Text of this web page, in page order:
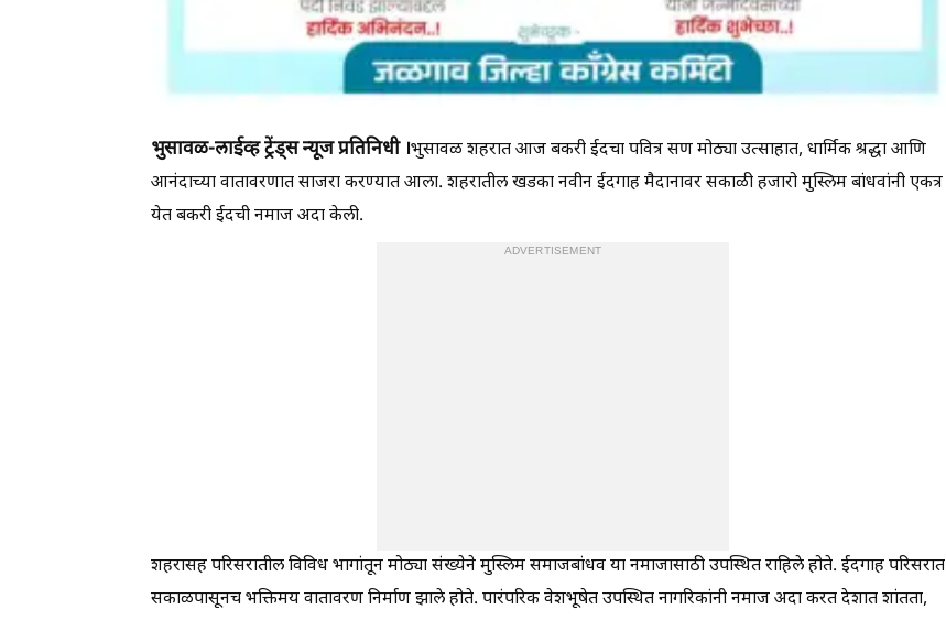
भुसावळ-लाईव्ह ट्रेंड्स न्यूज प्रतिनिधी ।भुसावळ शहरात आज बकरी ईदचा पवित्र सण मोठ्या उत्साहात, धार्मिक श्रद्धा आणि
आनंदाच्या वातावरणात साजरा करण्यात आला. शहरातील खडका नवीन ईदगाह मैदानावर सकाळी हजारो मुस्लिम बांधवांनी एकत्र
येत बकरी ईदची नमाज अदा केली.
ADVERTISEMENT
शहरासह परिसरातील विविध भागांतून मोठ्या संख्येने मुस्लिम समाजबांधव या नमाजासाठी उपस्थित राहिले होते. ईदगाह परिसरात
सकाळपासूनच भक्तिमय वातावरण निर्माण झाले होते. पारंपरिक वेशभूषेत उपस्थित नागरिकांनी नमाज अदा करत देशात शांतता,